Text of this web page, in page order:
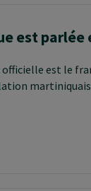
est parlée
est le